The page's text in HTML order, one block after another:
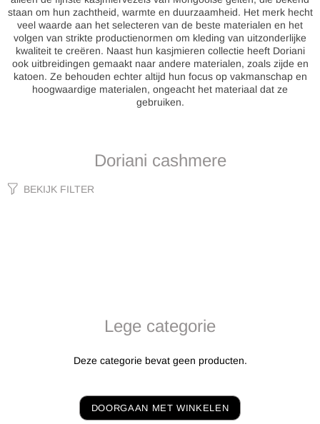
staan om hun zachtheid, warmte en duurzaamheid. Het merk hecht
veel waarde aan het selecteren van de beste materialen en het
volgen van strikte productienormen om kleding van uitzonderlijke
kwaliteit te creëren. Naast hun kasjmieren collectie heeft Doriani
ook uitbreidingen gemaakt naar andere materialen, zoals zijde en
katoen. Ze behouden echter altijd hun focus op vakmanschap en
hoogwaardige materialen, ongeacht het materiaal dat ze
gebruiken.
Doriani cashmere
BEKIJK FILTER
Lege categorie
Deze categorie bevat geen producten.
DOORGAAN MET WINKELEN